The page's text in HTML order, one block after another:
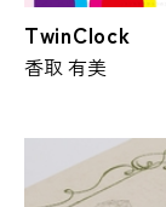
TwinClock
香取 有美